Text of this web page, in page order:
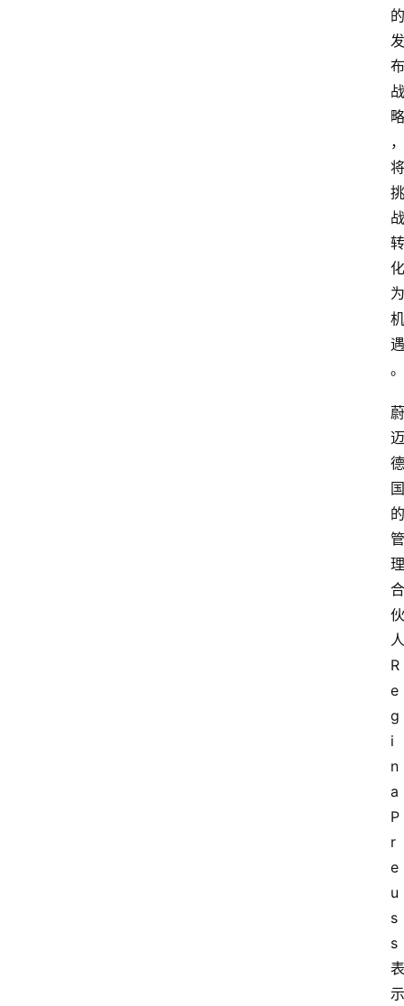
的
发
布
战
略
，
将
挑
战
转
化
为
机
遇
。
蔚
迈
德
国
的
管
理
合
伙
人
R
e
g
i
n
a
P
r
e
u
s
s
表
示